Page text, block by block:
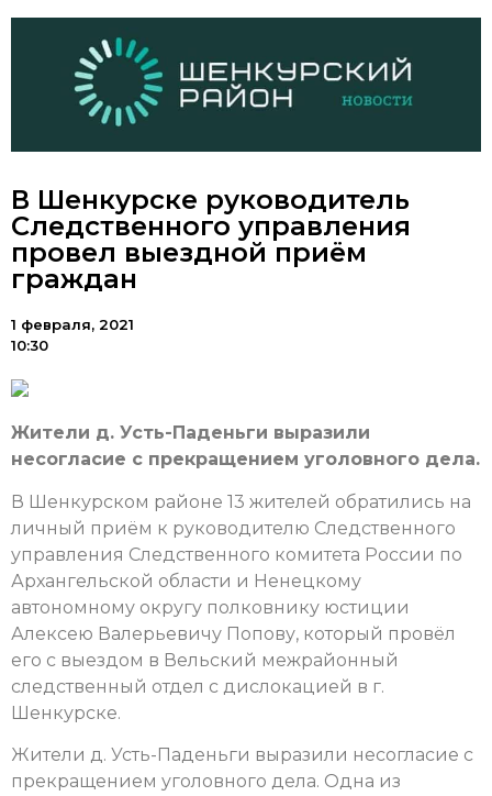
В Шенкурске руководитель
Следственного управления
провел выездной приём
граждан
1 февраля, 2021
10:30
Жители д. Усть-Паденьги выразили
несогласие с прекращением уголовного дела.
В Шенкурском районе 13 жителей обратились на
личный приём к руководителю Следственного
управления Следственного комитета России по
Архангельской области и Ненецкому
автономному округу полковнику юстиции
Алексею Валерьевичу Попову, который провёл
его с выездом в Вельский межрайонный
следственный отдел с дислокацией в г.
Шенкурске.
Жители д. Усть-Паденьги выразили несогласие с
прекращением уголовного дела. Одна из